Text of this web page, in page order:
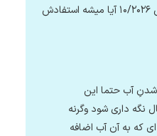
اضافه نکردم که تاریخ انقضاش ۱۰/۲۰۲۶ آیا میشه استفادش
شدنِ آب حتما این
نگه داری شود وگرنه
که به آن آب اضافه